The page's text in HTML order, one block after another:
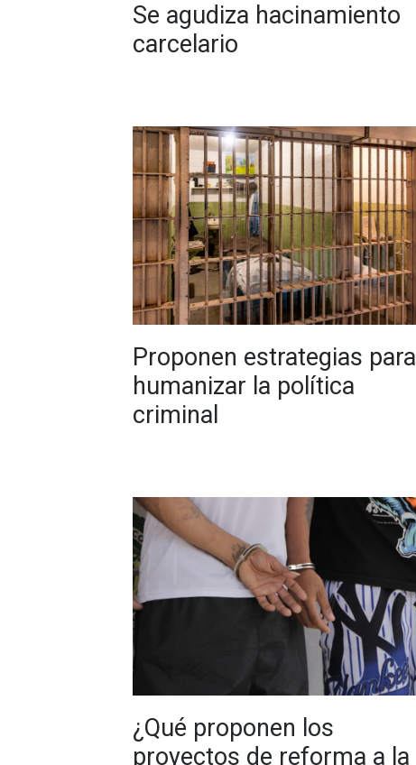
Se agudiza hacinamiento
carcelario
Proponen estrategias para
humanizar la política
criminal
¿Qué proponen los
proyectos de reforma a la